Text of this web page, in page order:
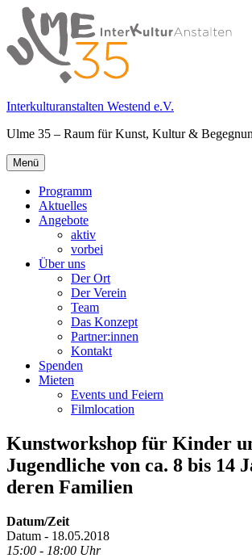
Springe
zum
Inhalt
Interkulturanstalten Westend e.V.
Ulme 35 – Raum für Kunst, Kultur &
Primäres
Menü
Menü
Programm
Aktuelles
Angebote
aktiv
vorbei
Über uns
Der Ort
Der Verein
Team
Das Konzept
Partner:innen
Kontakt
Spenden
Mieten
Events und Feiern
Filmlocation
Kunstworkshop für Kinder
Jugendliche von ca. 8 bis 14
deren Familien
Datum/Zeit
Datum - 18.05.2018
15:00 - 18:00 Uhr